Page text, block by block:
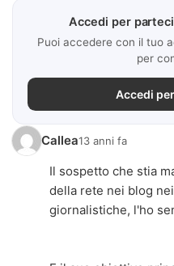
Accedi per
Puoi accedere con il tuo
per
Accedi
Callea13 anni fa
Il sospetto che stia
della rete nei blog
giornalistiche, l'ho